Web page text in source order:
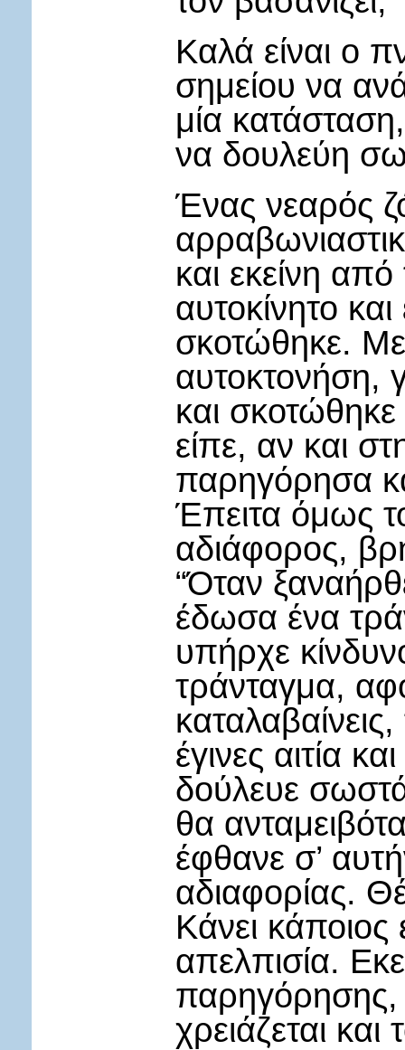
Καλά είναι ο
σημείου να
μία
να δουλεύη
Ένας νεαρός
και εκείνη
αυτοκίνητο
σκοτώθηκε.
αυτοκτονήση,
και
είπε, αν και
παρηγόρησα
Έπειτα όμως
αδιάφορος,
“Όταν
έδωσα ένα
υπήρχε
τράνταγμα,
έγινες αιτία
δούλευε
θα
έφθανε σ’
αδιαφορίας.
Κάνει
απελπισία.
παρηγόρησης,
χρειάζεται και